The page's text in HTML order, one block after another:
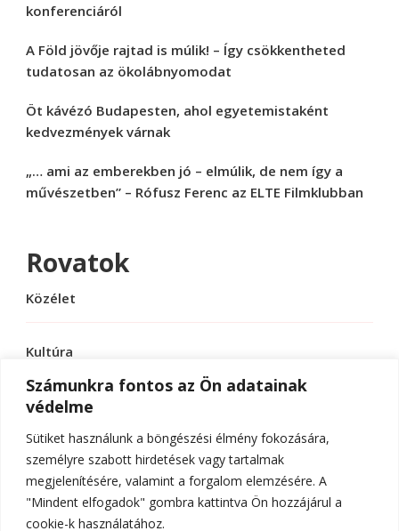
Számunkra fontos az Ön adatainak
védelme
Sütiket használunk a böngészési élmény fokozására,
személyre szabott hirdetések vagy tartalmak
megjelenítésére, valamint a forgalom elemzésére. A
"Mindent elfogadok" gombra kattintva Ön hozzájárul a
cookie-k használatához.
konferenciáról
A Föld jövője rajtad is múlik! – Így csökkentheted
tudatosan az ökolábnyomodat
Öt kávézó Budapesten, ahol egyetemistaként
kedvezmények várnak
„… ami az emberekben jó – elmúlik, de nem így a
művészetben” – Rófusz Ferenc az ELTE Filmklubban
Rovatok
Közélet
Kultúra
Sport
Tudomány